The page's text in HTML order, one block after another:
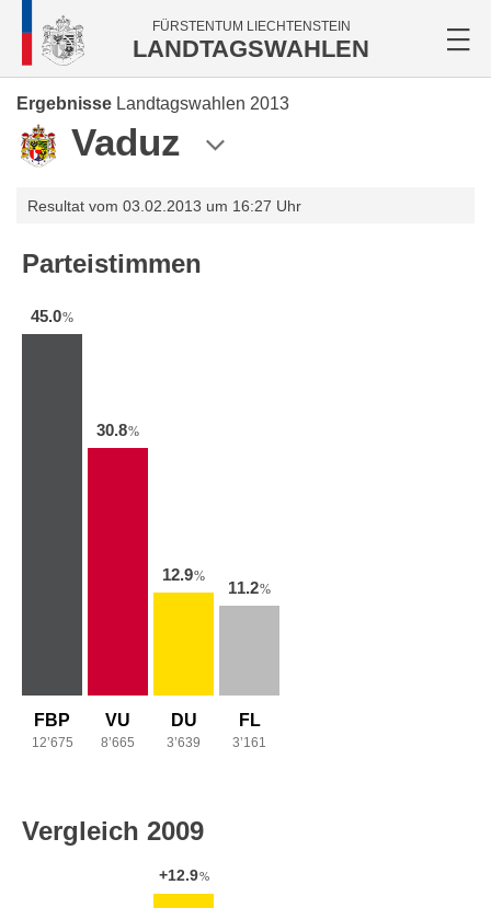
FÜRSTENTUM LIECHTENSTEIN
LANDTAGSWAHLEN
Ergebnisse Landtagswahlen 2013
Vaduz
Resultat vom 03.02.2013 um 16:27 Uhr
Parteistimmen
45.0%
FBP
12’675
30.8%
VU
8’665
12.9%
DU
3’639
11.2%
FL
3’161
Vergleich 2009
+12.9%